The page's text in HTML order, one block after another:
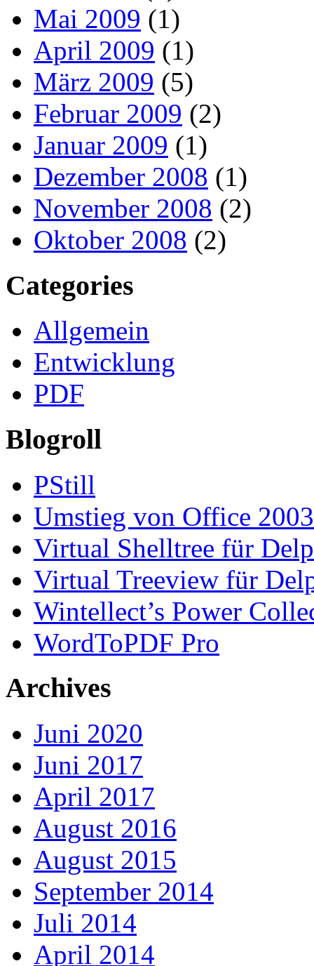
Mai 2009 (1)
April 2009 (1)
März 2009 (5)
Februar 2009 (2)
Januar 2009 (1)
Dezember 2008 (1)
November 2008 (2)
Oktober 2008 (2)
Categories
Allgemein
Entwicklung
PDF
Blogroll
PStill
Umstieg von Office
Virtual Shelltree für
Virtual Treeview für
Wintellect’s Power
WordToPDF Pro
Archives
Juni 2020
Juni 2017
April 2017
August 2016
August 2015
September 2014
Juli 2014
April 2014